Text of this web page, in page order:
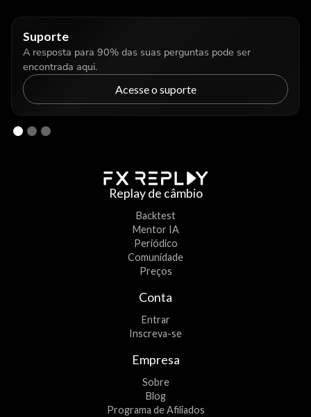
Suporte
A resposta para 90% das suas perguntas pode ser
encontrada aqui.
Acesse o suporte
Replay de câmbio
Backtest
Mentor IA
Periódico
Comunidade
Preços
Conta
Entrar
Inscreva-se
Empresa
Sobre
Blog
Programa de Afiliados